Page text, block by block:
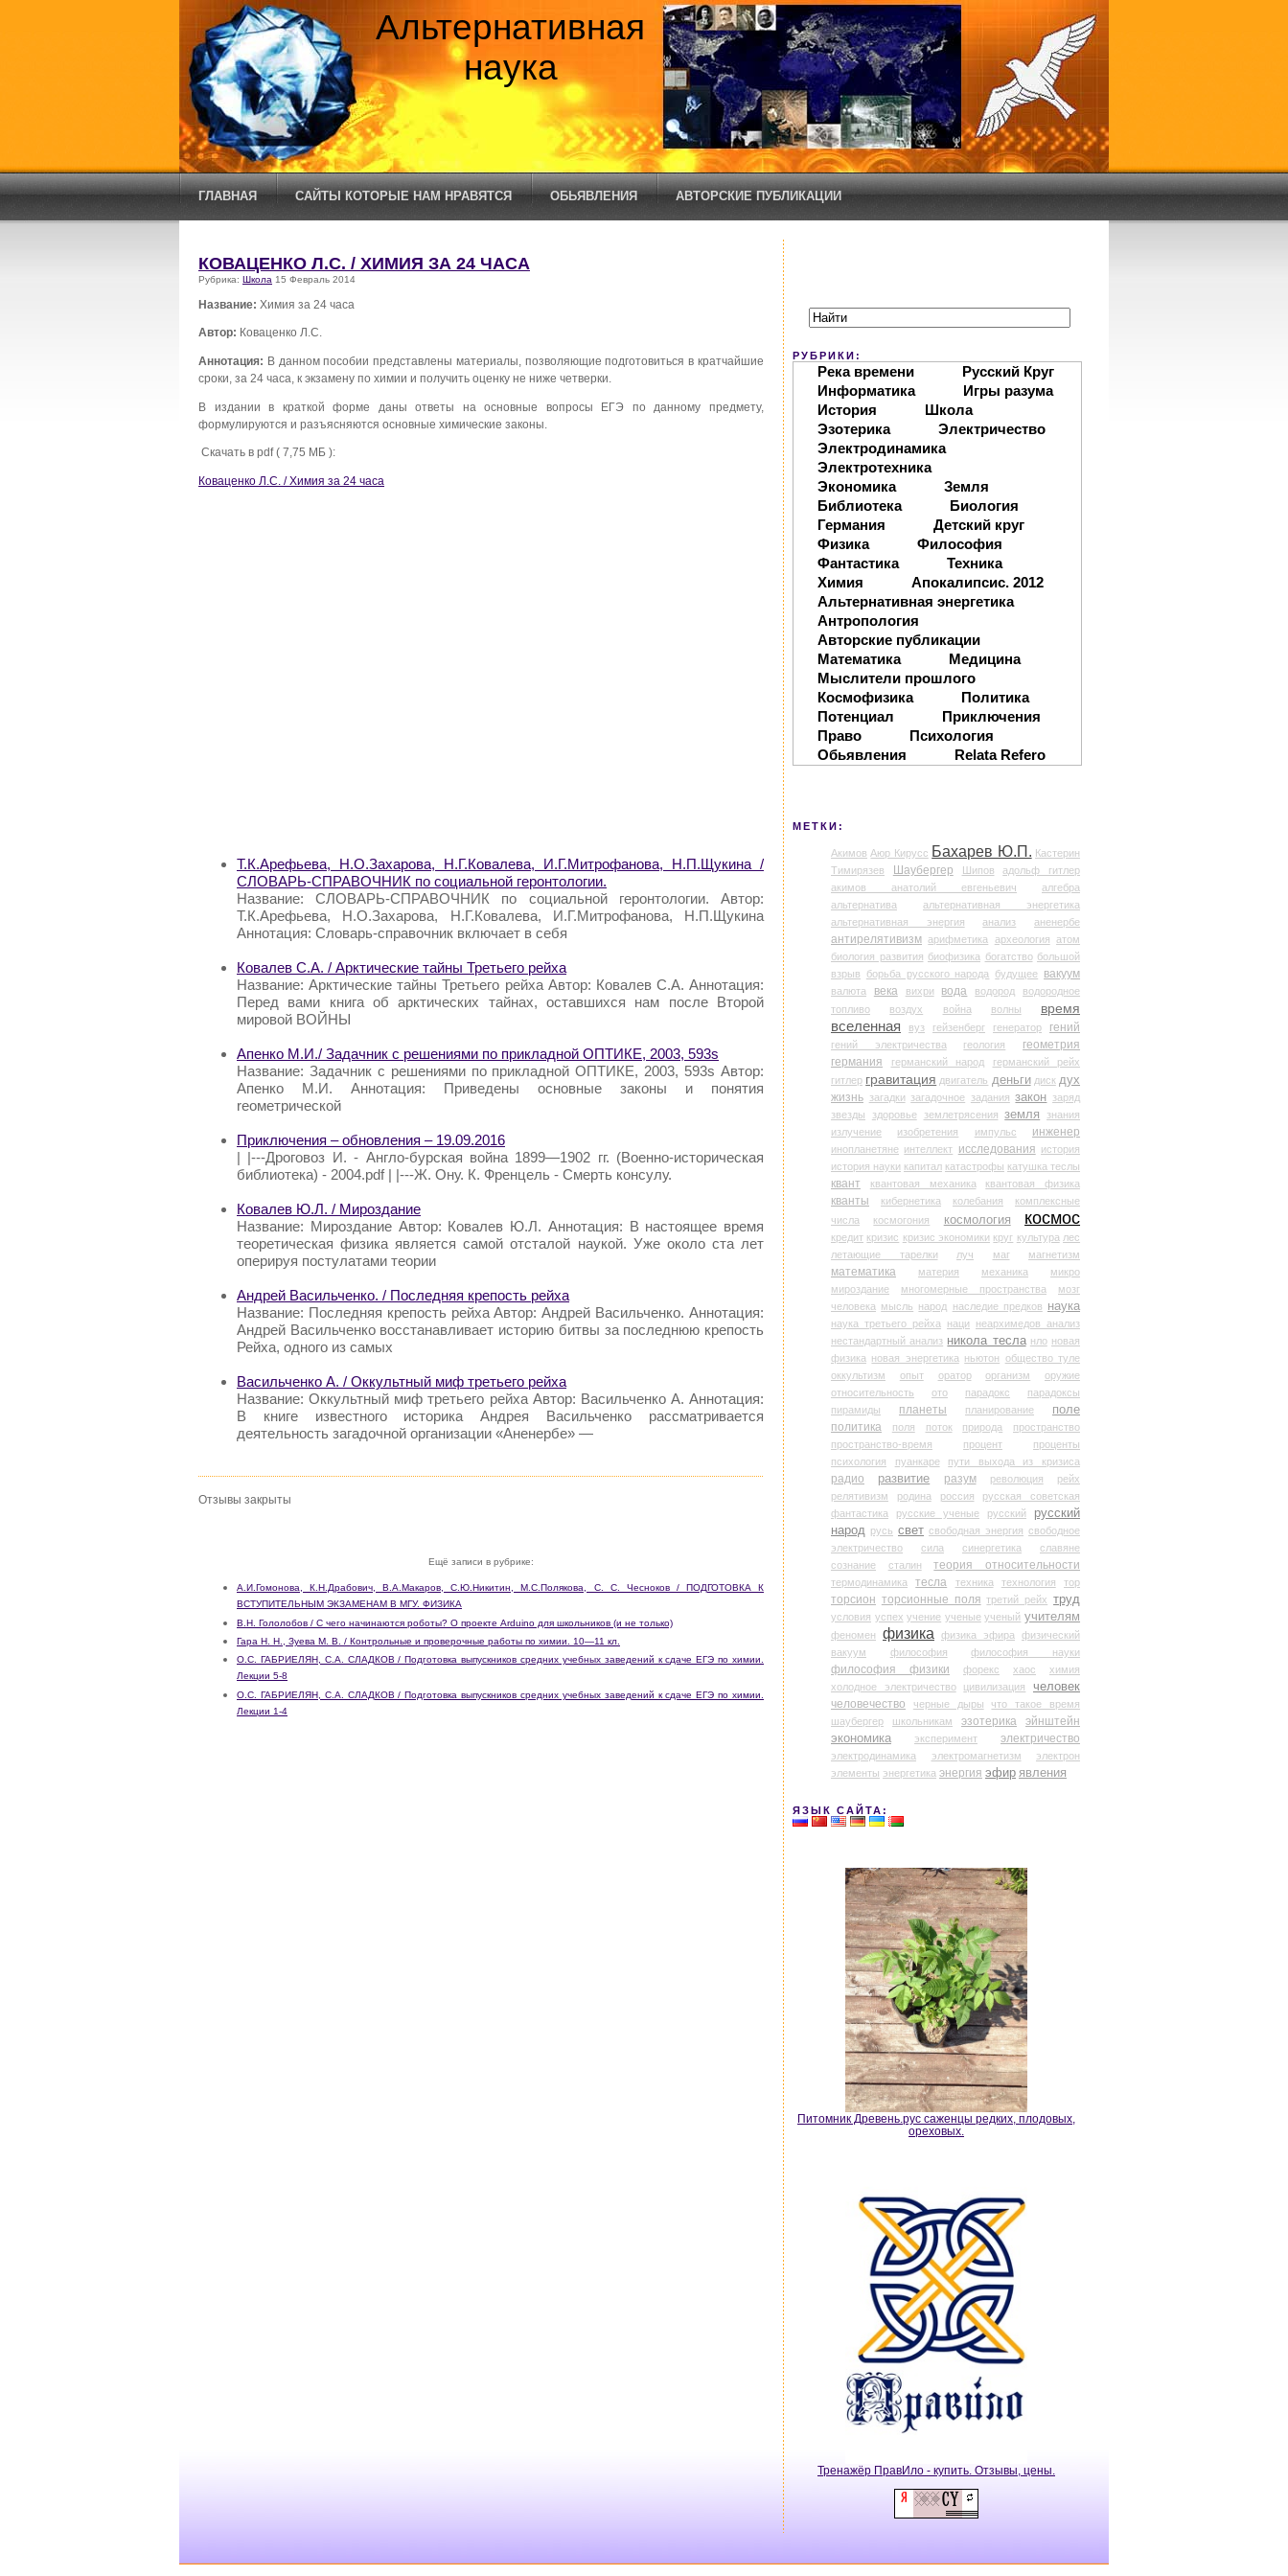
Альтернативная
наука
ГЛАВНАЯ САЙТЫ КОТОРЫЕ НАМ НРАВЯТСЯ ОБЬЯВЛЕНИЯ АВТОРСКИЕ ПУБЛИКАЦИИ
КОВАЦЕНКО Л.C. / ХИМИЯ ЗА 24 ЧАСА
Рубрика: Школа 15 Февраль 2014
Название: Химия за 24 часа
Автор: Коваценко Л.C.
Аннотация: В данном пособии представлены материалы, позволяющие подготовиться в кратчайшие
сроки, за 24 часа, к экзамену по химии и получить оценку не ниже четверки.
В издании в краткой форме даны ответы на основные вопросы ЕГЭ по данному предмету,
формулируются и разъясняются основные химические законы.
Скачать в pdf ( 7,75 МБ ):
Коваценко Л.C. / Химия за 24 часа
Т.К.Арефьева, Н.О.Захарова, Н.Г.Ковалева, И.Г.Митрофанова, Н.П.Щукина /
СЛОВАРЬ-СПРАВОЧНИК по социальной геронтологии.
Название: СЛОВАРЬ-СПРАВОЧНИК по социальной геронтологии. Автор:
Т.К.Арефьева, Н.О.Захарова, Н.Г.Ковалева, И.Г.Митрофанова, Н.П.Щукина
Аннотация: Словарь-справочник включает в себя
Ковалев С.А. / Арктические тайны Третьего рейха
Название: Арктические тайны Третьего рейха Автор: Ковалев С.А. Аннотация:
Перед вами книга об арктических тайнах, оставшихся нам после Второй
мировой ВОЙНЫ
Апенко М.И./ Задачник с решениями по прикладной ОПТИКЕ, 2003, 593s
Название: Задачник с решениями по прикладной ОПТИКЕ, 2003, 593s Автор:
Апенко М.И. Аннотация: Приведены основные законы и понятия
rеометрической
Приключения – обновления – 19.09.2016
| |---Дроговоз И. - Англо-бурская война 1899—1902 гг. (Военно-историческая
библиотека) - 2004.pdf | |---Ж. Ону. К. Френцель - Смерть консулу.
Ковалев Ю.Л. / Мироздание
Название: Мироздание Автор: Ковалев Ю.Л. Аннотация: В настоящее время
теоретическая физика является самой отсталой наукой. Уже около ста лет
оперируя постулатами теории
Андрей Васильченко. / Последняя крепость рейха
Название: Последняя крепость рейха Автор: Андрей Васильченко. Аннотация:
Андрей Васильченко восстанавливает историю битвы за последнюю крепость
Рейха, одного из самых
Васильченко А. / Оккультный миф третьего рейха
Название: Оккультный миф третьего рейха Автор: Васильченко А. Аннотация:
В книге известного историка Андрея Васильченко рассматривается
деятельность загадочной организации «Аненербе» —
Отзывы закрыты
Ещё записи в рубрике:
А.И.Гомонова, К.Н.Драбович, В.А.Макаров, С.Ю.Никитин, М.С.Полякова, С. С. Чесноков / ПОДГОТОВКА К
ВСТУПИТЕЛЬНЫМ ЭКЗАМЕНАМ В МГУ. ФИЗИКА
В.Н. Гололобов / С чего начинаются роботы? О проекте Arduino для школьников (и не только)
Гара Н. Н., Зуева М. В. / Контрольные и проверочные работы по химии. 10—11 кл.
О.С. ГАБРИЕЛЯН, С.А. СЛАДКОВ / Подготовка выпускников средних учебных заведений к сдаче ЕГЭ по химии.
Лекции 5-8
О.С. ГАБРИЕЛЯН, С.А. СЛАДКОВ / Подготовка выпускников средних учебных заведений к сдаче ЕГЭ по химии.
Лекции 1-4
РУБРИКИ:
Река времени
Русский Круг
Информатика
Игры разума
История
Школа
Эзотерика
Электричество
Электродинамика
Электротехника
Экономика
Земля
Библиотека
Биология
Германия
Детский круг
Физика
Философия
Фантастика
Техника
Химия
Апокалипсис. 2012
Альтернативная энергетика
Антропология
Авторские публикации
Математика
Медицина
Мыслители прошлого
Космофизика
Политика
Потенциал
Приключения
Право
Психология
Обьявления
Relata Refero
МЕТКИ:
Акимов Аюр Кирусс Бахарев Ю.П. Кастерин
Тимирязев
Шаубергер Шипов
адольф гитлер
акимов анатолий евгеньевич
алгебра
альтернатива
альтернативная энергетика
альтернативная энергия
анализ аненербе
антирелятивизм арифметика археология атом
биология развития биофизика богатство большой
взрыв
борьба русского народа будущее вакуум
валюта века вихри вода водород
водородное
топливо
воздух война волны
время
вселенная
вуз гейзенберг генератор гений
гений электричества геология
геометрия
германия
германский народ
германский рейх
гитлер гравитация двигатель деньги диск дух
жизнь загадки загадочное задания закон заряд
звезды
здоровье землетрясения земля
знания
излучение
изобретения импульс инженер
инопланетяне интеллект исследования история
история науки капитал катастрофы катушка теслы
квант квантовая механика квантовая физика
кванты кибернетика колебания
комплексные
числа
космогония космология космос
кредит кризис кризис экономики круг культура лес
летающие тарелки
луч маг магнетизм
математика материя механика
микро
мироздание
многомерные пространства
мозг
человека мысль народ наследие предков наука
наука третьего рейха наци
неархимедов анализ
нестандартный анализ никола тесла нло новая
физика новая энергетика ньютон общество туле
оккультизм
опыт оратор организм
оружие
относительность
ото парадокс
парадоксы
пирамиды
планеты планирование
поле
политика
поля поток природа
пространство
пространство-время
процент
проценты
психология
пуанкаре пути выхода из кризиса
радио развитие разум революция
рейх
релятивизм
родина россия
русская советская
фантастика
русские ученые русский
русский
народ русь свет свободная энергия свободное
электричество
сила синергетика
славяне
сознание
сталин теория относительности
термодинамика тесла техника технология тор
торсион торсионные поля третий рейх труд
условия успех учение ученые ученый учителям
феномен физика физика эфира
физический
вакуум
философия философия науки
философия физики форекс хаос
химия
холодное электричество
цивилизация человек
человечество черные дыры
что такое время
шаубергер
школьникам эзотерика
эйнштейн
экономика
эксперимент электричество
электродинамика электромагнетизм
электрон
элементы энергетика энергия эфир явления
ЯЗЫК САЙТА:
Питомник Древень.рус саженцы редких, плодовых,
ореховых.
Тренажёр ПравИло - купить. Отзывы, цены.